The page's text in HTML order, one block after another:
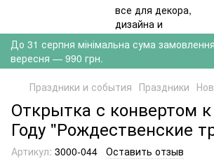
До 31 серпня мінімальна сума
вересня — 990 грн.
Праздники и события Праздники
Открытка с конвертом
Году "Рождественские
Артикул: 3000-044 Оставить отзыв